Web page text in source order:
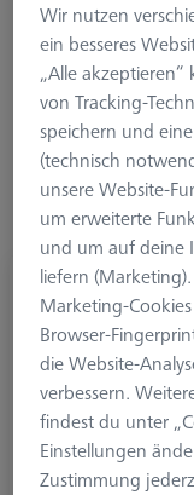
Ø Kugel (DK)
Mehr Filter
Referenztaster
626103-0501-030
Wir nutzen
ein besseres
„Alle
von Tracking-
speichern und
(technisch
unsere Website-
um erweiterte
und um auf deine
liefern
Marketing-
Browser-
die Website-
verbessern.
findest du unter
Einstellungen
Zustimmung